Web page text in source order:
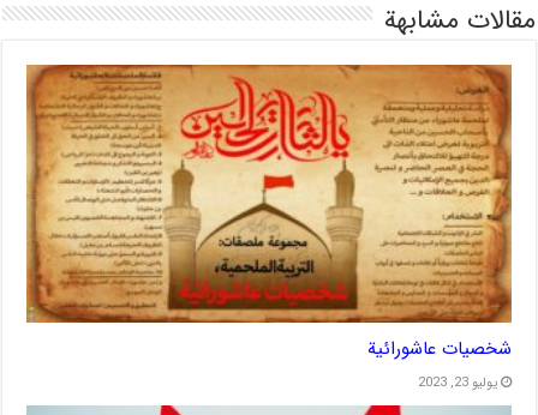
مقالات مشابهة
شخصیات عاشورائیة
يوليو 23, 2023